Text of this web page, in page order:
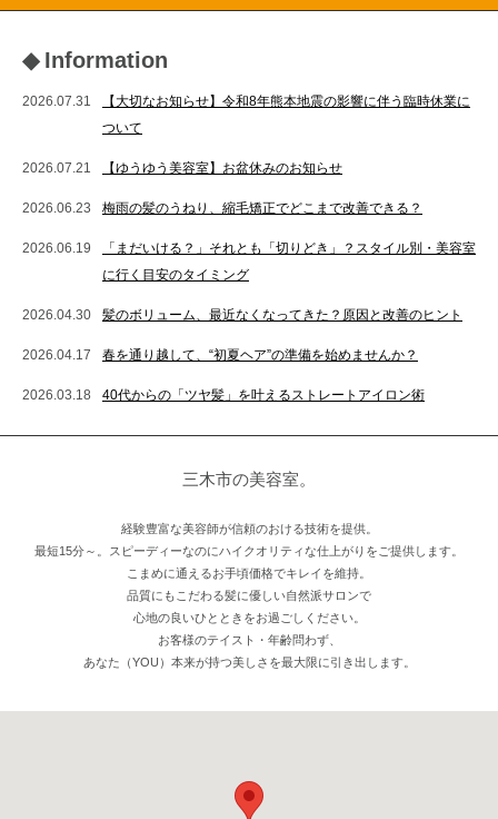
◆ Information
2026.07.31
【大切なお知らせ】令和8年熊本地震の影響に伴う臨時休業に
ついて
2026.07.21 【ゆうゆう美容室】お盆休みのお知らせ
2026.06.23 梅雨の髪のうねり、縮毛矯正でどこまで改善できる？
2026.06.19
「まだいける？」それとも「切りどき」？スタイル別・美容室
に行く目安のタイミング
2026.04.30 髪のボリューム、最近なくなってきた？原因と改善のヒント
2026.04.17 春を通り越して、“初夏ヘア”の準備を始めませんか？
2026.03.18 40代からの「ツヤ髪」を叶えるストレートアイロン術
三木市の美容室。
経験豊富な美容師が信頼のおける技術を提供。
最短15分～。スピーディーなのにハイクオリティな仕上がりをご提供します。
こまめに通えるお手頃価格でキレイを維持。
品質にもこだわる髪に優しい自然派サロンで
心地の良いひとときをお過ごしください。
お客様のテイスト・年齢問わず、
あなた（YOU）本来が持つ美しさを最大限に引き出します。